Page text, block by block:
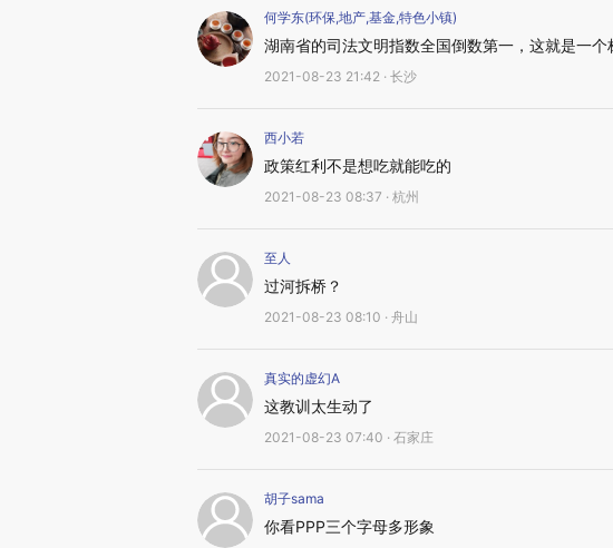
何学东(环保,地产,基金,特色小镇)
湖南省的司法文明指数全国倒数第一，这就是一个
2021-08-23 21:42 · 长沙
西小若
政策红利不是想吃就能吃的
2021-08-23 08:37 · 杭州
至人
过河拆桥？
2021-08-23 08:10 · 舟山
真实的虚幻A
这教训太生动了
2021-08-23 07:40 · 石家庄
胡子sama
你看PPP三个字母多形象